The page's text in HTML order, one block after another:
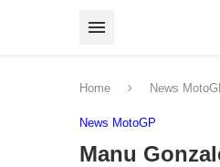
Home News
News MotoGP
Manu